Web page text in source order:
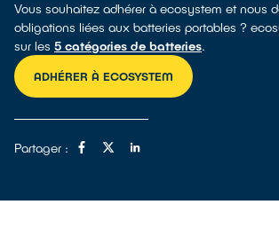
Vous souhaitez adhérer à ecosystem et nous
obligations liées aux batteries portables ?
sur les 5 catégories de batteries.
ADHÉRER À ECOSYSTEM
Partager :